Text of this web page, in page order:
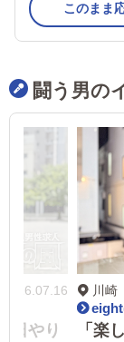
このまま
闘う男の
2026.07.16
日やり
川崎
「楽